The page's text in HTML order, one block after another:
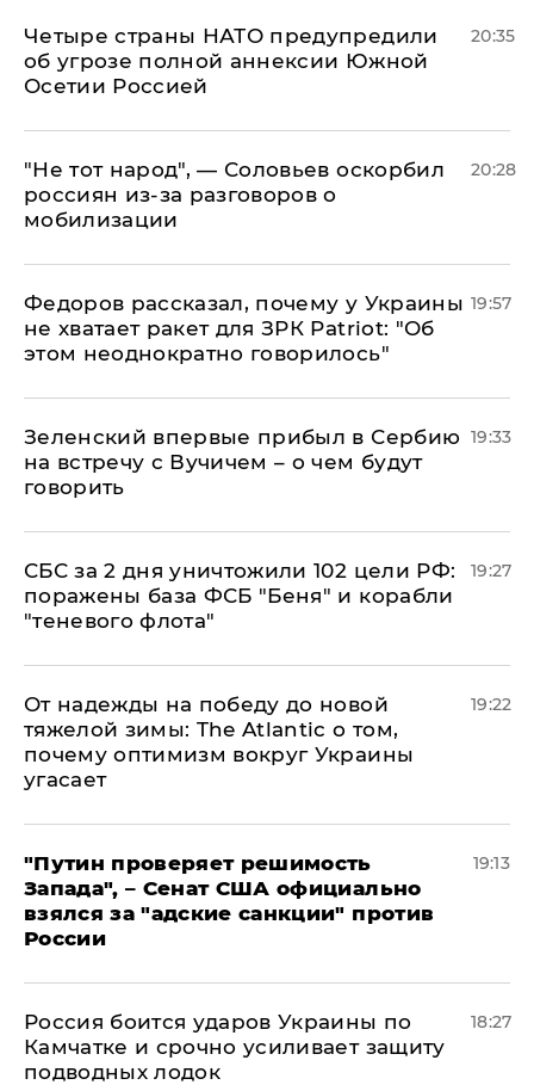
Четыре страны НАТО предупредили
об угрозе полной аннексии Южной
Осетии Россией
20:35
​"Не тот народ", — Соловьев оскорбил
россиян из-за разговоров о
мобилизации
20:28
Федоров рассказал, почему у Украины
не хватает ракет для ЗРК Patriot: "Об
этом неоднократно говорилось"
19:57
Зеленский впервые прибыл в Сербию
на встречу с Вучичем – о чем будут
говорить
19:33
СБС за 2 дня уничтожили 102 цели РФ:
поражены база ФСБ "Беня" и корабли
"теневого флота"
19:27
От надежды на победу до новой
тяжелой зимы: The Atlantic о том,
почему оптимизм вокруг Украины
угасает
19:22
"Путин проверяет решимость
Запада", – Сенат США официально
взялся за "адские санкции" против
России
19:13
Россия боится ударов Украины по
Камчатке и срочно усиливает защиту
подводных лодок
18:27